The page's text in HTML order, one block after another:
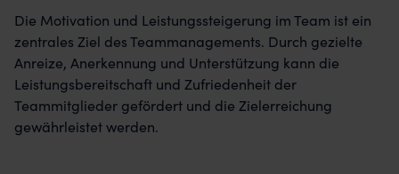
Die Motivation und Leistungssteigerung im Team ist ein
zentrales Ziel des Teammanagements. Durch gezielte
Anreize, Anerkennung und Unterstützung kann die
Leistungsbereitschaft und Zufriedenheit der
Teammitglieder gefördert und die Zielerreichung
gewährleistet werden.